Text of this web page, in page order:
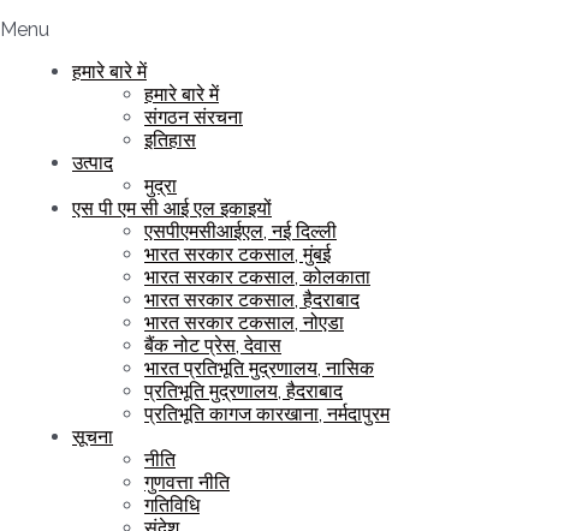
Menu
हमारे बारे में
हमारे बारे में
संगठन संरचना
इतिहास
उत्पाद
मुद्रा
एस पी एम सी आई एल इकाइयों
एसपीएमसीआईएल, नई दिल्ली
भारत सरकार टकसाल, मुंबई
भारत सरकार टकसाल, कोलकाता
भारत सरकार टकसाल, हैदराबाद
भारत सरकार टकसाल, नोएडा
बैंक नोट प्रेस, देवास
भारत प्रतिभूति मुद्रणालय, नासिक
प्रतिभूति मुद्रणालय, हैदराबाद
प्रतिभूति कागज कारखाना, नर्मदापुरम
सूचना
नीति
गुणवत्ता नीति
गतिविधि